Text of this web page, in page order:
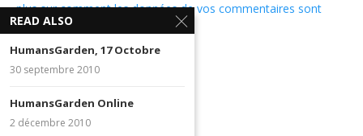
plus sur comment les données de vos commentaires sont
utilisées.
READ ALSO
HumansGarden, 17 Octobre
30 septembre 2010
HumansGarden Online
2 décembre 2010